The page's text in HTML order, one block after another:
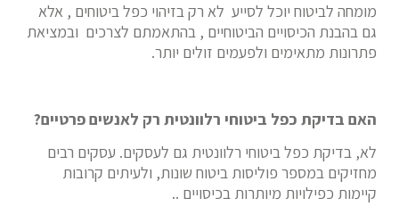
מומחה לביטוח יוכל לסייע לא רק בזיהוי כפל ביטוחים , אלא
גם בהבנת הכיסויים הביטוחיים , בהתאמתם לצרכים ובמציאת
פתרונות מתאימים ולפעמים זולים יותר.
האם בדיקת כפל ביטוחי רלוונטית רק לאנשים פרטיים?
לא, בדיקת כפל ביטוחי רלוונטית גם לעסקים. עסקים רבים
מחזיקים במספר פוליסות ביטוח שונות, ולעיתים קרובות
קיימות כפילויות מיותרות בכיסויים ..